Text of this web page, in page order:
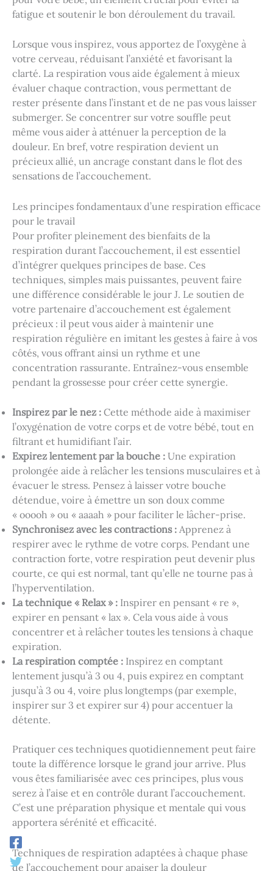
fatigue et soutenir le bon déroulement du travail.
Lorsque vous inspirez, vous apportez de l’oxygène à
votre cerveau, réduisant l’anxiété et favorisant la
clarté. La respiration vous aide également à mieux
évaluer chaque contraction, vous permettant de
rester présente dans l’instant et de ne pas vous laisser
submerger. Se concentrer sur votre souffle peut
même vous aider à atténuer la perception de la
douleur. En bref, votre respiration devient un
précieux allié, un ancrage constant dans le flot des
sensations de l’accouchement.
Les principes fondamentaux d’une respiration efficace
pour le travail
Pour profiter pleinement des bienfaits de la
respiration durant l’accouchement, il est essentiel
d’intégrer quelques principes de base. Ces
techniques, simples mais puissantes, peuvent faire
une différence considérable le jour J. Le soutien de
votre partenaire d’accouchement est également
précieux : il peut vous aider à maintenir une
respiration régulière en imitant les gestes à faire à vos
côtés, vous offrant ainsi un rythme et une
concentration rassurante. Entraînez-vous ensemble
pendant la grossesse pour créer cette synergie.
Inspirez par le nez : Cette méthode aide à maximiser
l’oxygénation de votre corps et de votre bébé, tout en
filtrant et humidifiant l’air.
Expirez lentement par la bouche : Une expiration
prolongée aide à relâcher les tensions musculaires et à
évacuer le stress. Pensez à laisser votre bouche
détendue, voire à émettre un son doux comme
« ooooh » ou « aaaah » pour faciliter le lâcher-prise.
Synchronisez avec les contractions : Apprenez à
respirer avec le rythme de votre corps. Pendant une
contraction forte, votre respiration peut devenir plus
courte, ce qui est normal, tant qu’elle ne tourne pas à
l’hyperventilation.
La technique « Relax » : Inspirer en pensant « re »,
expirer en pensant « lax ». Cela vous aide à vous
concentrer et à relâcher toutes les tensions à chaque
expiration.
La respiration comptée : Inspirez en comptant
lentement jusqu’à 3 ou 4, puis expirez en comptant
jusqu’à 3 ou 4, voire plus longtemps (par exemple,
inspirer sur 3 et expirer sur 4) pour accentuer la
détente.
Pratiquer ces techniques quotidiennement peut faire
toute la différence lorsque le grand jour arrive. Plus
vous êtes familiarisée avec ces principes, plus vous
serez à l’aise et en contrôle durant l’accouchement.
C’est une préparation physique et mentale qui vous
apportera sérénité et efficacité.
Techniques de respiration adaptées à chaque phase
de l’accouchement pour apaiser la douleur